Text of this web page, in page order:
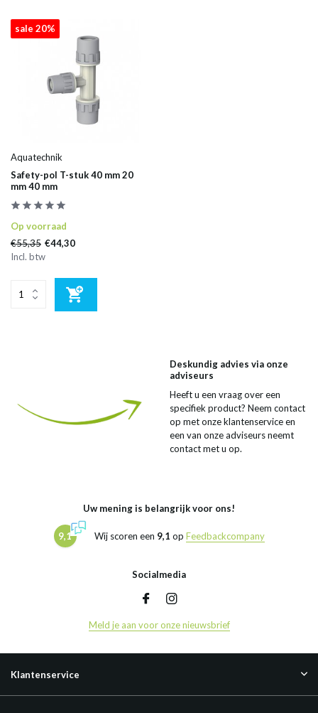
sale 20%
Aquatechnik
Safety-pol T-stuk 40 mm 20
mm 40 mm
Op voorraad
€55,35 €44,30
Incl. btw
Deskundig advies via onze
adviseurs
Heeft u een vraag over een
specifiek product? Neem contact
op met onze klantenservice en
een van onze adviseurs neemt
contact met u op.
Uw mening is belangrijk voor ons!
9,1 Wij scoren een 9,1 op Feedbackcompany
Socialmedia
Meld je aan voor onze nieuwsbrief
Klantenservice